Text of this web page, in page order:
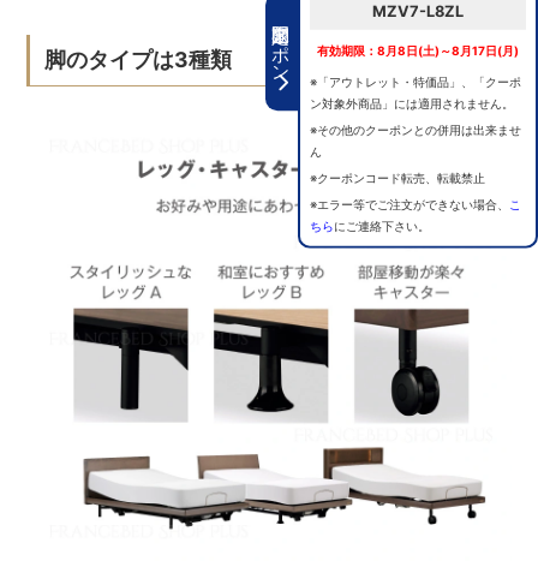
期間限定クーポン
MZV7-L8ZL
有効期限：8月8日(土)～8月17日(月)
※「アウトレット・特価品」、「クーポ
ン対象外商品」には適用されません。
※その他のクーポンとの併用は出来ませ
ん
※クーポンコード転売、転載禁止
※エラー等でご注文ができない場合、
こ
ちらにご連絡下さい。
脚のタイプは3種類